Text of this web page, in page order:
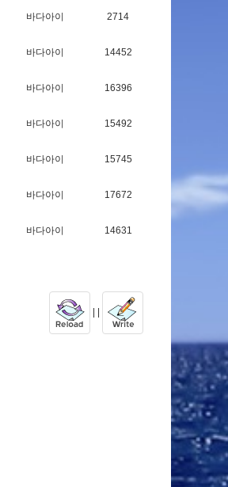
바다아이 2714
바다아이 14452
바다아이 16396
바다아이 15492
바다아이 15745
바다아이 17672
바다아이 14631